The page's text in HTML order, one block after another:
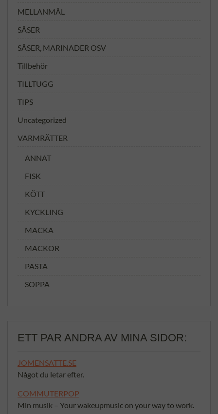
MELLANMÅL
SÅSER
SÅSER, MARINADER OSV
Tillbehör
TILLTUGG
TIPS
Uncategorized
VARMRÄTTER
ANNAT
FISK
KÖTT
KYCKLING
MACKA
MACKOR
PASTA
SOPPA
ETT PAR ANDRA AV MINA SIDOR:
JOMENSATTE.SE
Något du letar efter.
COMMUTERPOP
Min musik – Your wakeupmusic on your way to work.